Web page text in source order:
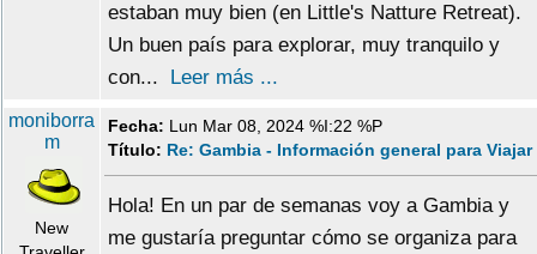
estaban muy bien (en Little's Natture Retreat).
Un buen país para explorar, muy tranquilo y
con...
Leer más ...
moniborra
m
New
Fecha: Lun Mar 08, 2024 %I:22 %P
Título: Re: Gambia - Información general para Viajar
Hola! En un par de semanas voy a Gambia y
me gustaría preguntar cómo se organiza para